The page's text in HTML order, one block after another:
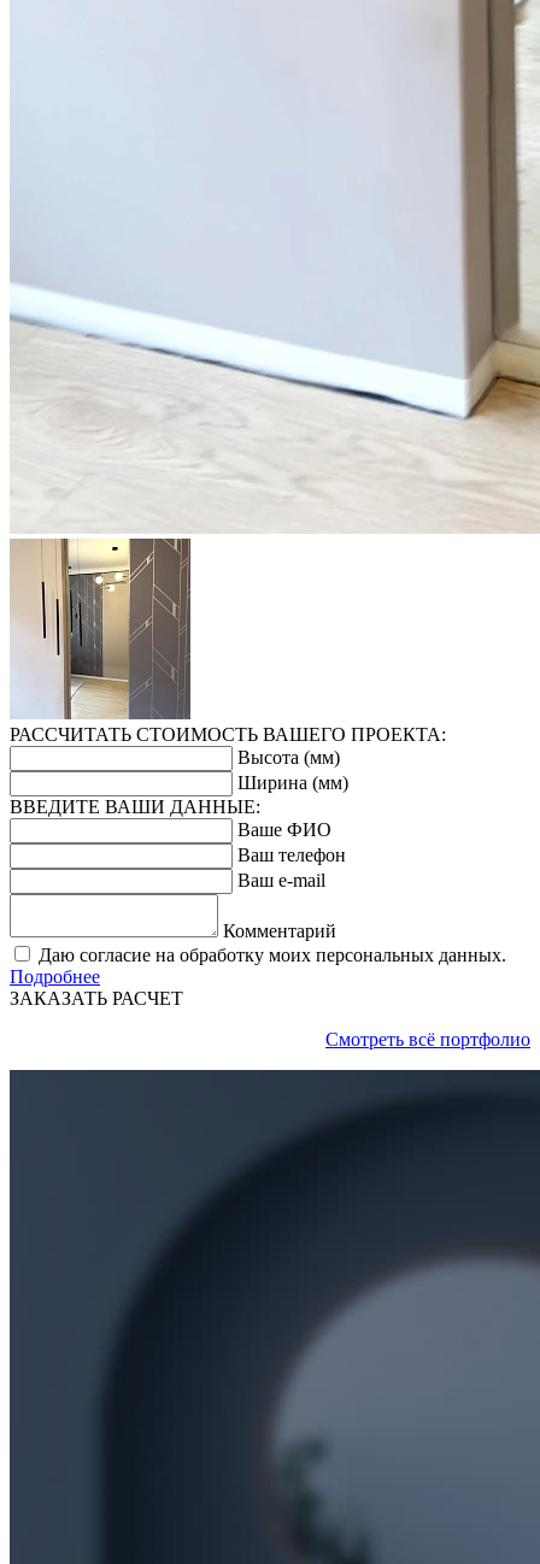
РАССЧИТАТЬ СТОИМОСТЬ ВАШЕГО ПРОЕКТА:
Высота (мм)
Ширина (мм)
ВВЕДИТЕ ВАШИ ДАННЫЕ:
Ваше ФИО
Ваш телефон
Ваш e-mail
Комментарий
Даю согласие на обработку моих персональных данных.
Подробнее
ЗАКАЗАТЬ РАСЧЕТ
Смотреть всё портфолио